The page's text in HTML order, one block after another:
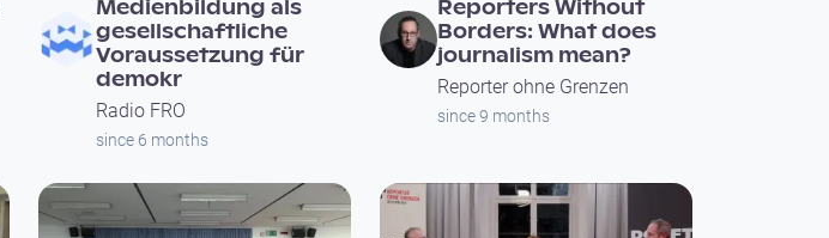
Medienbildung als
gesellschaftliche
Voraussetzung für
demokr
Radio FRO
since 6 months
Reporters Without
Borders: What does
journalism mean?
Reporter ohne Grenzen
since 9 months